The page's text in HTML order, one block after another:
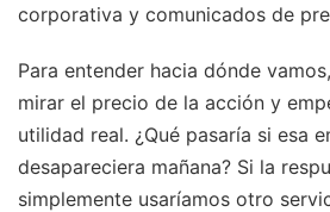
corporativa y comunicados de
Para entender hacia dónde
mirar el precio de la acción y
utilidad real. ¿Qué pasaría si esa
desapareciera mañana? Si la
simplemente usaríamos otro